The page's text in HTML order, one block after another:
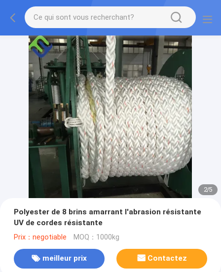
2/5
Polyester de 8 brins amarrant l'abrasion résistante
UV de cordes résistante
Prix：negotiable MOQ：1000kg
meilleur prix Contactez